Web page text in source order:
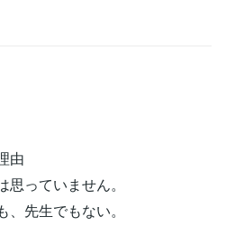
由
っていません。
先生でもない。